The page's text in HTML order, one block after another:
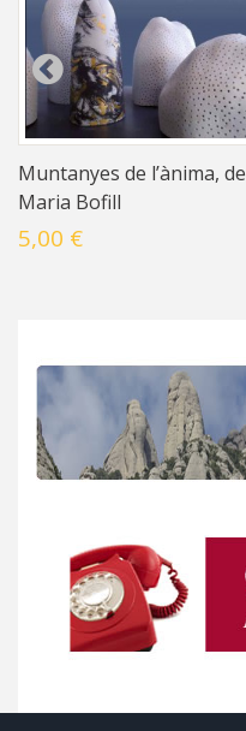
Muntanyes de l’ànima, de
Maria Bofill
5,00 €